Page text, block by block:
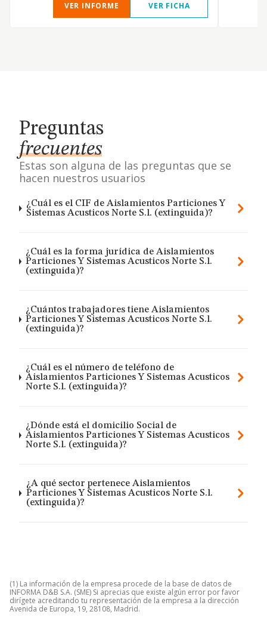
VER INFORME VER FICHA
Preguntas
frecuentes
Estas son alguna de las preguntas que se
hacen nuestros usuarios
¿Cuál es el CIF de Aislamientos Particiones Y
Sistemas Acusticos Norte S.l. (extinguida)?
¿Cuál es la forma jurídica de Aislamientos
Particiones Y Sistemas Acusticos Norte S.l.
(extinguida)?
¿Cuántos trabajadores tiene Aislamientos
Particiones Y Sistemas Acusticos Norte S.l.
(extinguida)?
¿Cuál es el número de teléfono de
Aislamientos Particiones Y Sistemas Acusticos
Norte S.l. (extinguida)?
¿Dónde está el domicilio Social de
Aislamientos Particiones Y Sistemas Acusticos
Norte S.l. (extinguida)?
¿A qué sector pertenece Aislamientos
Particiones Y Sistemas Acusticos Norte S.l.
(extinguida)?
(1) La información de la empresa procede de la base de datos de
INFORMA D&B S.A. (SME) Si aprecias que existe algún error por favor
dirígete acreditando tu representación de la empresa a la dirección
Avenida de Europa, 19, 28108, Madrid.